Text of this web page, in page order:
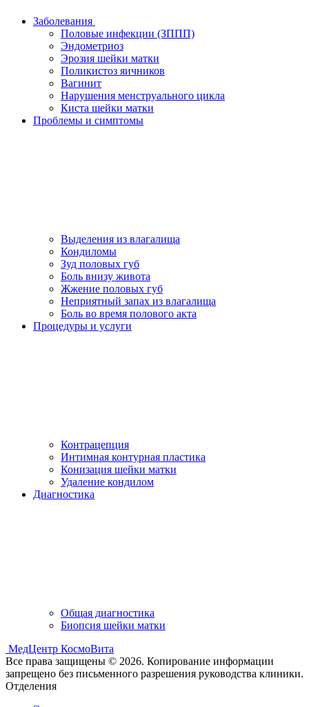
Заболевания
Половые инфекции (ЗППП)
Эндометриоз
Эрозия шейки матки
Поликистоз яичников
Вагинит
Нарушения менструального цикла
Киста шейки матки
Проблемы и симптомы
Выделения из влагалища
Кондиломы
Зуд половых губ
Боль внизу живота
Жжение половых губ
Неприятный запах из влагалища
Боль во время полового акта
Процедуры и услуги
Контрацепция
Интимная контурная пластика
Конизация шейки матки
Удаление кондилом
Диагностика
Общая диагностика
Биопсия шейки матки
МедЦентр КосмоВита
Все права защищены © 2026. Копирование информации
запрещено без письменного разрешения руководства клиники.
Отделения